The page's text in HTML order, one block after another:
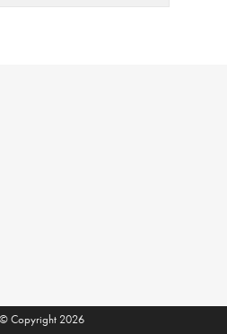
© Copyright 2026